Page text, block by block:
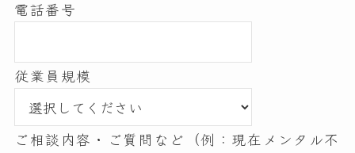
電話番号
従業員規模
ご相談内容・ご質問など（例：現在メンタル不